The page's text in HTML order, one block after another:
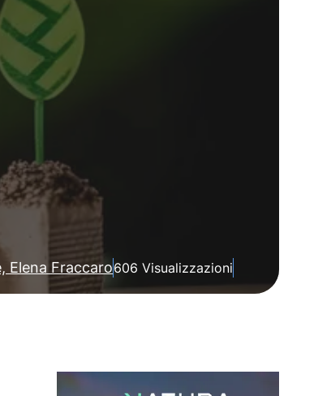
Elena Fraccaro606 Visualizzazioni